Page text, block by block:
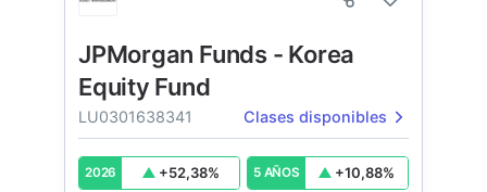
JPMorgan Funds - Korea
Equity Fund
LU0301638341 Clases disponibles
2026 +52,38% 5 AÑOS +10,88%